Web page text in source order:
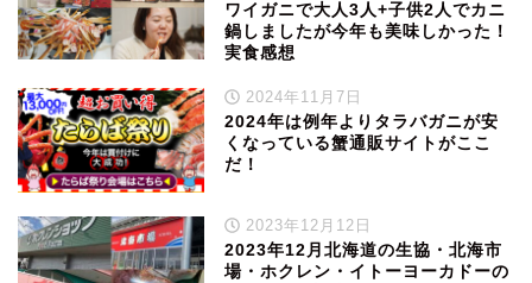
ワイガニで大人3人+子供2人でカニ
鍋しましたが今年も美味しかった！
実食感想
2024年11月7日
2024年は例年よりタラバガニが安
くなっている蟹通販サイトがここ
だ！
2023年12月12日
2023年12月北海道の生協・北海市
場・ホクレン・イトーヨーカドーの